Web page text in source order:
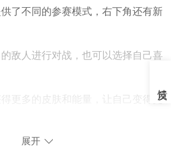
了不同的参赛模式，右下角还有新
敌人进行对战，也可以选择自己喜
更多的皮肤和能量，让自己变得更
展开